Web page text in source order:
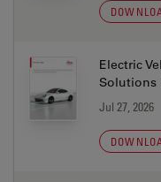
Electric
Solutions
Jul 27, 2026